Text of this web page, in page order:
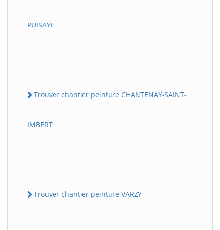
PUISAYE
Trouver chantier peinture CHANTENAY-SAINT-
IMBERT
Trouver chantier peinture VARZY